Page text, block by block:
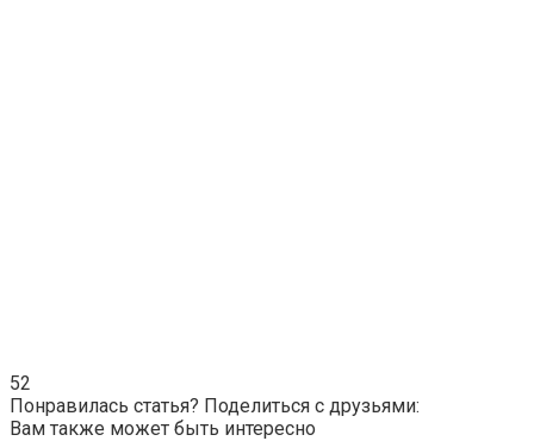
52
Понравилась статья? Поделиться с друзьями:
Вам также может быть интересно